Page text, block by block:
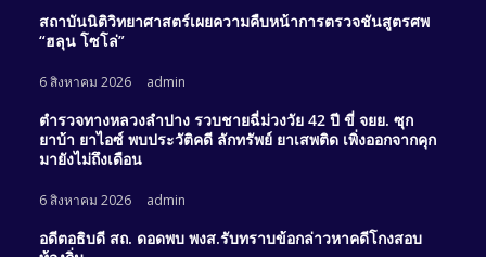
สถาบันนิติวิทยาศาสตร์เผยความคืบหน้าการตรวจชันสูตรศพ
“ฮลุน โซโล่”
6 สิงหาคม 2026 admin
ตำรวจทางหลวงลำปาง รวบชายฉี่ม่วงวัย 42 ปี ขี่ จยย. ซุก
ยาบ้า ยาไอซ์ พบประวัติคดี ลักทรัพย์ ยาเสพติด เพิ่งออกจากคุก
มายังไม่ถึงเดือน
6 สิงหาคม 2026 admin
อดีตอธิบดี สถ. ดอดพบ พงส.รับทราบข้อกล่าวหาคดีโกงสอบ